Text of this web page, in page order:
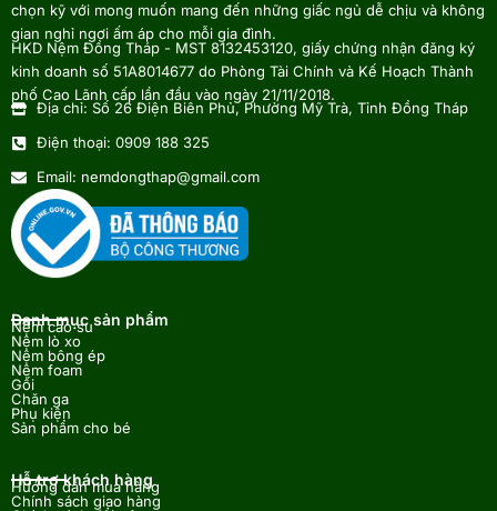
chọn kỹ với mong muốn mang đến những giấc ngủ dễ chịu và không
gian nghỉ ngơi ấm áp cho mỗi gia đình.
HKD Nệm Đồng Tháp - MST 8132453120, giấy chứng nhận đăng ký
kinh doanh số 51A8014677 do Phòng Tài Chính và Kế Hoạch Thành
phố Cao Lãnh cấp lần đầu vào ngày 21/11/2018.
Địa chỉ: Số 26 Điện Biên Phủ, Phường Mỹ Trà, Tỉnh Đồng Tháp
Điện thoại: 0909 188 325
Email: nemdongthap@gmail.com
Danh mục sản phẩm
Nệm cao su
Nệm lò xo
Nệm bông ép
Nệm foam
Gối
Chăn ga
Phụ kiện
Sản phẩm cho bé
Hỗ trợ khách hàng
Hướng dẫn mua hàng
Chính sách giao hàng